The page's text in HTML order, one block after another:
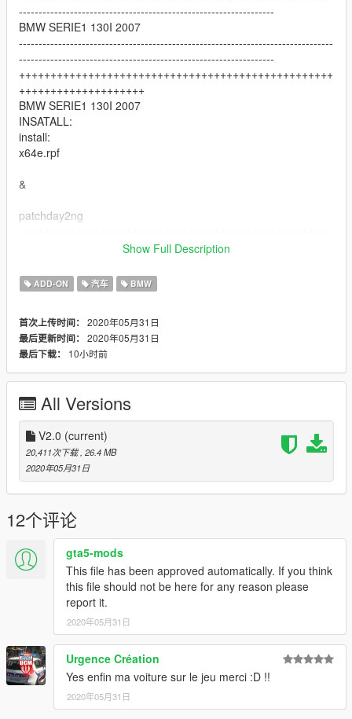
-----------------------------------------------------------------
BMW SERIE1 130I 2007
--------------------------------------------------------------------------------
-----------------------------------------------------------------
++++++++++++++++++++++++++++++++++++++++++++++++++
++++++++++++++++++++
BMW SERIE1 130I 2007
INSATALL:
install:
x64e.rpf
&
patchday2ng
spawn name:sentinel
++++++++++++++++++
replace: x64e.rpf
++++++++++++++++++++++++++++++++++++++++++++++++++
ADDON
INSATALL:
copy "bmw1" folder in to
Grand Theft Auto V\mods\update\x64\dlcpacks
and go to
Grand Theft Auto V\mods\update\update.rpf\common\data
and edit "dlclist.xml and add line blow
dlcpacks:\bmw1\
++++++++++++++++++++++++++++++++++++++++++++++++++
+++++++++++++++++++
go to
Grand Theft Auto V\mods\update\update.rpf\common\data
and edit **extratitleupdatedata.meta** and add line blow:
dlc_bmw1:/
update:/dlc_patch/bmw1/
spawn name:bmw1
Show Full Description
ADD-ON 汽车 BMW
首次上传时间： 2020年05月31日
最后更新时间： 2020年05月31日
最后下载：
10小时前
All Versions
V2.0 (current)
20,411次下载 , 26.4 MB
2020年05月31日
12个评论
gta5-mods
This file has been approved automatically. If you think
this file should not be here for any reason please
report it.
2020年05月31日
Urgence Création
Yes enfin ma voiture sur le jeu merci :D !!
2020年05月31日